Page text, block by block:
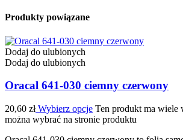
Produkty powiązane
Dodaj do ulubionych
Dodaj do ulubionych
Oracal 641-030 ciemny czerwony
20,60 złWybierz opcje Ten produkt ma wiele
można wybrać na stronie produktu